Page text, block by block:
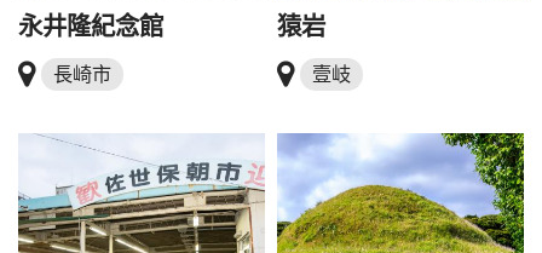
永井隆紀念館
長崎市
猿岩
壹岐